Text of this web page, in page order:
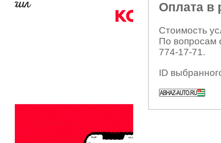
Оплата в
Стоимость
По вопросам
774-17-71.
ID